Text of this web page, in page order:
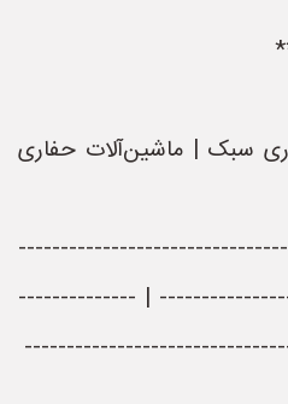
سبک | ماشین‌آلات حفاری
| ---------------- |